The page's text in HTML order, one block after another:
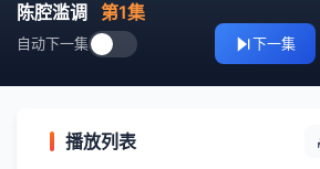
陈腔滥调 第1集
自动下一集 下一集
播放列表